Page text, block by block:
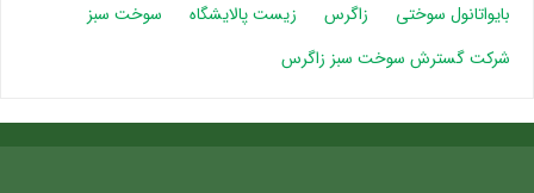
بایواتانول سوختی
زاگرس زیست پالایشگاه
سوخت سبز
شرکت گسترش سوخت سبز زاگرس